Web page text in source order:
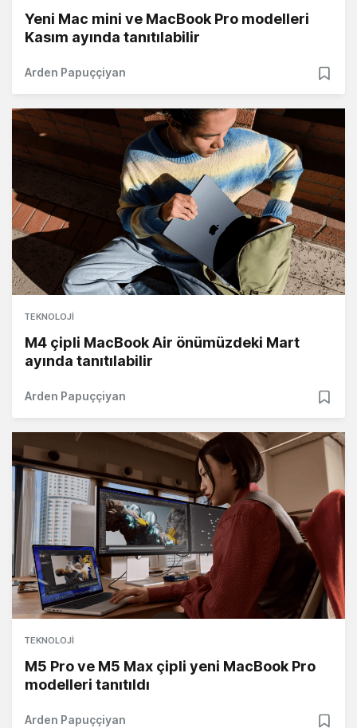
Yeni Mac mini ve MacBook Pro modelleri
Kasım ayında tanıtılabilir
Arden Papuççiyan
TEKNOLOJI
M4 çipli MacBook Air önümüzdeki Mart
ayında tanıtılabilir
Arden Papuççiyan
TEKNOLOJI
M5 Pro ve M5 Max çipli yeni MacBook Pro
modelleri tanıtıldı
Arden Papuççiyan